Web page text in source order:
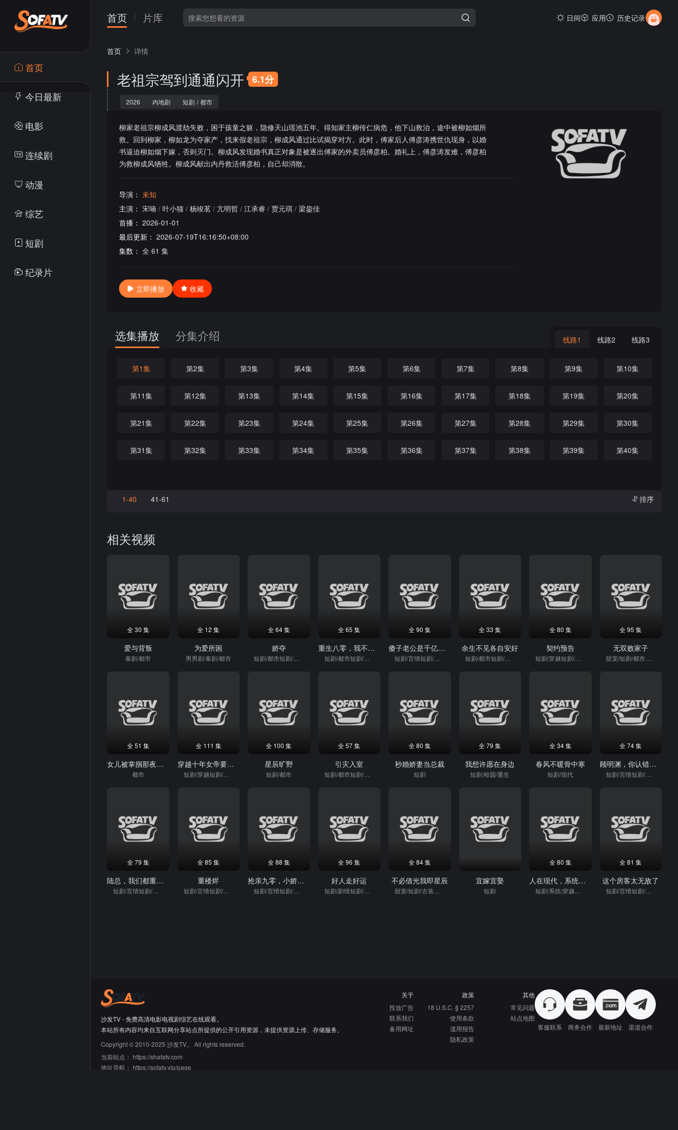
首页
今日最新
电影
连续剧
动漫
综艺
短剧
纪录片
首页 片库 日间 应用 历史记录
首页 详情
老祖宗驾到通通闪开 6.1分
2026 内地剧 短剧 / 都市
柳家老祖宗柳成风渡劫失败，困于孩童之躯，隐修天山瑶池五年。得知家主柳传仁病危，他下山救治，途中被柳如烟所
救。回到柳家，柳如龙为夺家产，找来假老祖宗，柳成风通过比试揭穿对方。此时，傅家后人傅彦涛携世仇现身，以婚
书逼迫柳如烟下嫁，否则灭门。柳成风发现婚书真正对象是被逐出傅家的外卖员傅彦柏。婚礼上，傅彦涛发难，傅彦柏
为救柳成风牺牲。柳成风献出内丹救活傅彦柏，自己却消散。
导演： 未知
主演： 宋喃 / 叶小猫 / 杨竣茗 / 亢明哲 / 江承睿 / 贾元琪 / 梁鋆佳
首播： 2026-01-01
最后更新： 2026-07-19T16:16:50+08:00
集数： 全 61 集
立即播放 收藏
选集播放 分集介绍 线路1 线路2 线路3
第1集 第2集 第3集 第4集 第5集 第6集 第7集 第8集 第9集 第10集
第11集 第12集 第13集 第14集 第15集 第16集 第17集 第18集 第19集 第20集
第21集 第22集 第23集 第24集 第25集 第26集 第27集 第28集 第29集 第30集
第31集 第32集 第33集 第34集 第35集 第36集 第37集 第38集 第39集 第40集
1-40 41-61 排序
相关视频
全 30 集
爱与背叛
泰剧/都市
全 12 集
为爱所困
男男剧/泰剧/都市
全 64 集
娇夺
短剧/都市短剧/重生
全 65 集
重生八零，我不做冤大头
短剧/都市短剧/重生
全 90 集
傻子老公是千亿富豪
短剧/言情短剧/逆袭
全 33 集
余生不见各自安好
短剧/都市短剧/重生
全 80 集
契约预告
短剧/穿越短剧/穿越
全 95 集
无双败家子
甜宠/短剧/都市短剧
全 51 集
女儿被掌掴那夜，我亮出真实身份
都市
全 111 集
穿越十年女帝要把我赶回去
短剧/穿越短剧/穿越
全 100 集
星辰旷野
短剧/都市
全 57 集
引灾入室
短剧/都市短剧/重生
全 80 集
秒婚娇妻当总裁
短剧
全 79 集
我想许愿在身边
短剧/校园/重生
全 34 集
春风不暖骨中寒
短剧/现代
全 74 集
顾明渊，你认错夫人了
短剧/言情短剧/逆袭
全 79 集
陆总，我们都重生了！别离婚
短剧/言情短剧/重生
全 85 集
重楼烬
短剧/言情短剧/逆袭
全 88 集
抢亲九零，小娇夫竟是大院贵公子
短剧/言情短剧/逆袭
全 96 集
好人走好运
短剧/剧情短剧/逆袭
全 84 集
不必借光我即星辰 宜嫁宜娶
短剧
全 80 集
人在现代，系统让我打造最强宗门
全 81 集
这个房客太无敌了
短剧/言情短剧/逆袭
沙发TV - 免费高清电影电视剧综艺在线观看。
本站所有内容均来自互联网分享站点所提供的公开引用资源，未提供资源上传、存储服务。
Copyright © 2010-2025 沙发TV。 All rights reserved.
当前站点： https://shafatv.com
地址导航： https://sofatv.vip/page
关于
投放广告
联系我们
备用网址
政策
18 U.S.C. § 2257
使用条款
滥用报告
隐私政策
其他
常见问题
站点地图
客服联系
商务合作 最新地址 渠道合作